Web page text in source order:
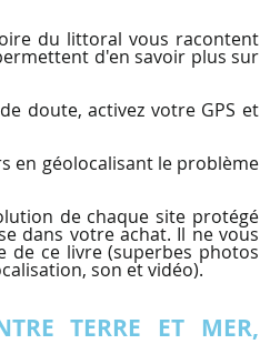
du littoral vous racontent
d'en savoir plus sur
doute, activez votre GPS et
en géolocalisant le problème
de chaque site protégé
dans votre achat. Il ne vous
de ce livre (superbes photos
son et vidéo).
TERRE ET MER,